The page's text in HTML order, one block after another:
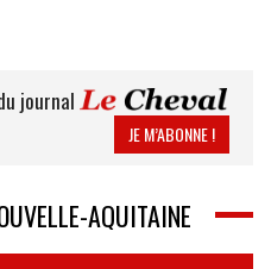
journal
JE M’ABONNE !
AQUITAINE